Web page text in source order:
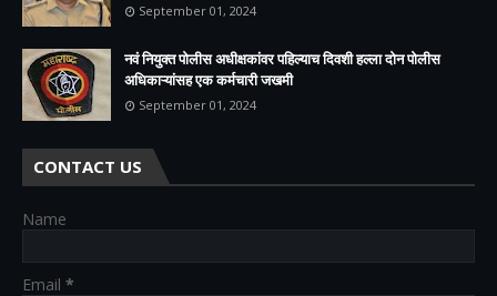
September 01, 2024
नवं नियुक्त पोलीस अधीक्षकांवर पहिल्याच दिवशी हल्ला दोन पोलीस
अधिकाऱ्यांसह एक कर्मचारी जखमी
September 01, 2024
CONTACT US
Name
Email *